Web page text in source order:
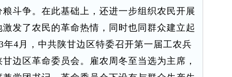
斗争。在此基础上，还进一步组织农民开展
发了农民的革命热情，同时也同群众建立起
年4月，中共陕甘边区特委召开第一届工农兵
边区革命委员会。雇农周冬至当选为主席，